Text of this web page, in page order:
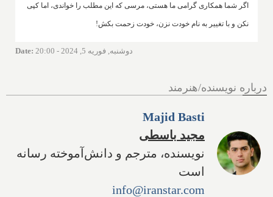
اگر شما همکاری گرامی ما هستی، مرسی که این مطلب را خواندی، اما کپی
نکن و با تغییر به نام خودت نزن، خودت زحمت بکش!
Date: دوشنبه, فوریه 5, 2024 - 20:00
درباره نویسنده/هنرمند
Majid Basti
مجید باسطی
نویسنده، مترجم و دانش‌آموخته رسانه
است
info@iranstar.com